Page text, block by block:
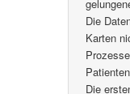
Die
Karten
Die